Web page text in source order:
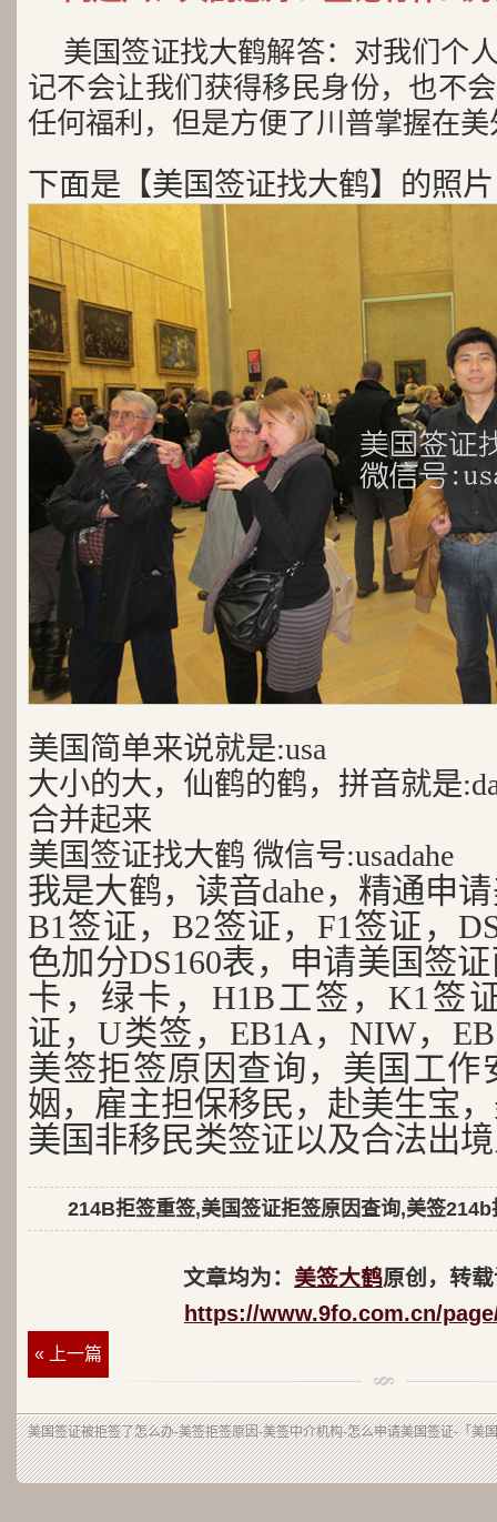
美国签证找大鹤解答：对我们
记不会让我们获得移民身份，也不
任何福利，但是方便了川普掌握在
下面是【美国签证找大鹤】的照片
美国简单来说就是:usa
大小的大，仙鹤的鹤，拼音就是
合并起来
美国签证找大鹤 微信号:usadahe
我是大鹤，读音dahe，精通申
B1签证，B2签证，F1签证，
色加分DS160表，申请美国签
卡，绿卡，H1B工签，K1签
证，U类签，EB1A，NIW，
美签拒签原因查询，美国工作
姻，雇主担保移民，赴美生宝
美国非移民类签证以及合法出
214B拒签重签,美国签证拒签原因查询,美签214b
文章均为： 美签大鹤原创，转
https://www.9fo.com.cn/
« 上一篇
美国签证被拒签了怎么办-美签拒签原因-美签中介机构-怎么申请美国签证-「美